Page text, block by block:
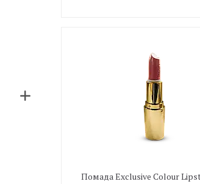
Помада Exclusive Colour